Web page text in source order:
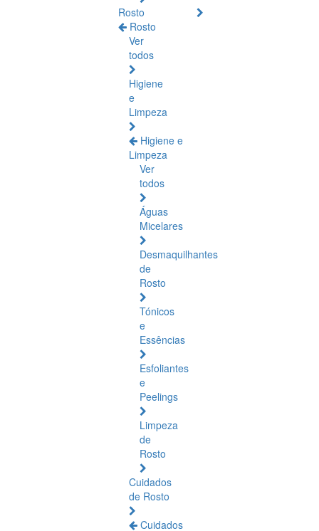
Rosto
Rosto
Ver
todos
Higiene
e
Limpeza
Higiene e
Limpeza
Ver
todos
Águas
Micelares
Desmaquilhantes
de
Rosto
Tónicos
e
Essências
Esfoliantes
e
Peelings
Limpeza
de
Rosto
Cuidados
de Rosto
Cuidados